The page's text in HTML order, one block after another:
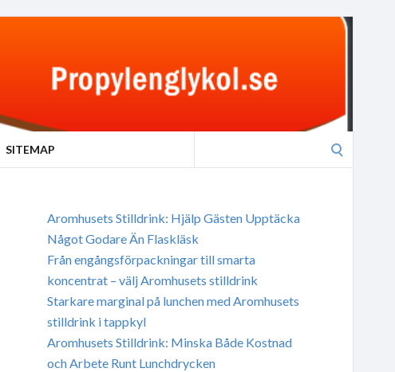
SITEMAP
Aromhusets Stilldrink: Hjälp Gästen Upptäcka
Något Godare Än Flaskläsk
Från engångsförpackningar till smarta
koncentrat – välj Aromhusets stilldrink
Starkare marginal på lunchen med Aromhusets
stilldrink i tappkyl
Aromhusets Stilldrink: Minska Både Kostnad
och Arbete Runt Lunchdrycken